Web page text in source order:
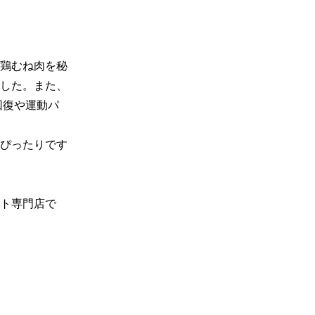
むね肉を秘
。また、
や運動パ
ったりです
専門店で